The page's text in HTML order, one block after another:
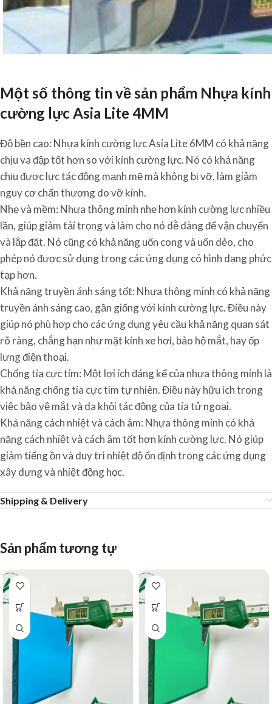
Một số thông tin về sản phẩm Nhựa kính
cường lực Asia Lite 4MM
Độ bền cao: Nhựa kính cường lực Asia Lite 6MM có khả năng
chịu va đập tốt hơn so với kính cường lực. Nó có khả năng
chịu được lực tác động mạnh mẽ mà không bị vỡ, làm giảm
nguy cơ chấn thương do vỡ kính.
Nhẹ và mềm: Nhựa thông minh nhẹ hơn kính cường lực nhiều
lần, giúp giảm tải trọng và làm cho nó dễ dàng để vận chuyển
và lắp đặt. Nó cũng có khả năng uốn cong và uốn dẻo, cho
phép nó được sử dụng trong các ứng dụng có hình dạng phức
tạp hơn.
Khả năng truyền ánh sáng tốt: Nhựa thông minh có khả năng
truyền ánh sáng cao, gần giống với kính cường lực. Điều này
giúp nó phù hợp cho các ứng dụng yêu cầu khả năng quan sát
rõ ràng, chẳng hạn như mặt kính xe hơi, bảo hộ mắt, hay ốp
lưng điện thoại.
Chống tia cực tím: Một lợi ích đáng kể của nhựa thông minh là
khả năng chống tia cực tím tự nhiên. Điều này hữu ích trong
việc bảo vệ mắt và da khỏi tác động của tia tử ngoại.
Khả năng cách nhiệt và cách âm: Nhựa thông minh có khả
năng cách nhiệt và cách âm tốt hơn kính cường lực. Nó giúp
giảm tiếng ồn và duy trì nhiệt độ ổn định trong các ứng dụng
xây dựng và nhiệt động học.
Shipping & Delivery
Sản phẩm tương tự